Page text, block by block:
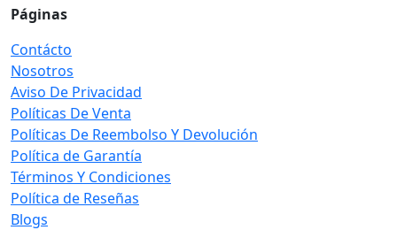
Páginas
Contácto
Nosotros
Aviso De Privacidad
Políticas De Venta
Políticas De Reembolso Y Devolución
Política de Garantía
Términos Y Condiciones
Política de Reseñas
Blogs